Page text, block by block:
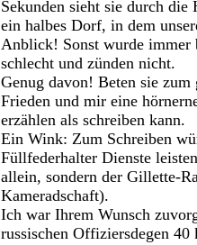
Sekunden sieht sie durch
ein halbes Dorf, in dem
Anblick! Sonst wurde immer
schlecht und zünden nicht.
Genug davon! Beten sie
Frieden und mir eine
erzählen als schreiben kann.
Ein Wink: Zum Schreiben
Füllfederhalter Dienste
allein, sondern der Gillette-
Kameradschaft).
Ich war Ihrem Wunsch
russischen Offiziersdegen